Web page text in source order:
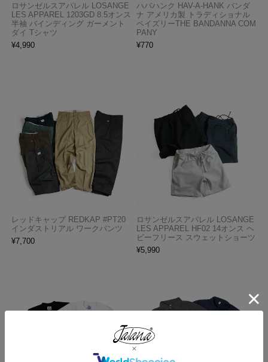
ロサンゼルスアパレル LOSANGE
LES APPAREL 1203GD 8.5オンス
半袖 バインディング ガーメント
ダイ Tシャツ
¥4,990
ハバハンク HAV-A-HANK バンダ
ナ アメリカ製 トラディショナル
ペイズリーTHE BANDANNA COM
PANY
¥770
レッドキャップ REDKAP #PT20
インダストリアル ワークパンツ
¥7,700
ロサンゼルスアパレル LOSANGE
LES APPAREL HF02 14オンス ヘ
ビーフリース スウェットショーツ
¥5,990